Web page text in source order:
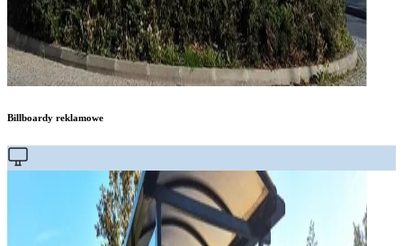
Billboardy reklamowe